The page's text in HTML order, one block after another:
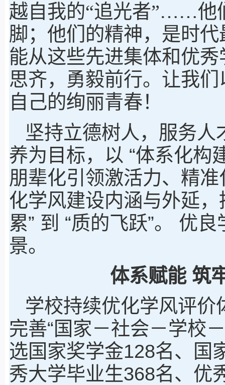
越自我的“追光者”……他
脚；他们的精神，是时
能从这些先进集体和优
思齐，勇毅前行。让我
自己的绚丽青春！
坚持立德树人，服务
养为目标，以 “体系化构
朋辈化引领激活力、精
化学风建设内涵与外延
累” 到 “质的飞跃”。 优
景。
体系赋能 筑
学校持续优化学风评
完善“国家－社会－学校
选国家奖学金128名、国
秀大学毕业生368名、优